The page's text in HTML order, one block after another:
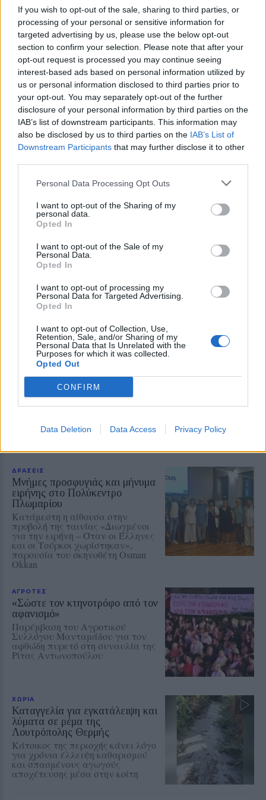
If you wish to opt-out of the sale, sharing to third parties, or
processing of your personal or sensitive information for
targeted advertising by us, please use the below opt-out
section to confirm your selection. Please note that after your
opt-out request is processed you may continue seeing
interest-based ads based on personal information utilized by
us or personal information disclosed to third parties prior to
your opt-out. You may separately opt-out of the further
disclosure of your personal information by third parties on the
IAB’s list of downstream participants. This information may
also be disclosed by us to third parties on the IAB’s List of
Downstream Participants that may further disclose it to other
Personal Data Processing Opt Outs
I want to opt-out of the Sharing of my
personal data.
Opted In
I want to opt-out of the Sale of my
Personal Data.
Opted In
I want to opt-out of processing my
Personal Data for Targeted Advertising.
Opted In
I want to opt-out of Collection, Use,
Retention, Sale, and/or Sharing of my
Personal Data that Is Unrelated with the
Purposes for which it was collected.
Opted Out
CONFIRM
Data Deletion Data Access Privacy Policy
για την ηχητική κάλυψη, τον φωτισμό και τη
χιονομηχανή, αλλά και του Μανώλη Μαραγγέλη
για τη ρίψη των βεγγαλικών.
Η Δημοτική Κοινότητα Πλωμαρίου και ο πρόεδρος
Μιχάλη Τετώνης εξέφρασε την ευγνωμοσύνη της
στους χορηγούς της περιοχής, που στηρίζουν τις
χριστουγεννιάτικες δράσεις, καθώς και σε όλους
όσοι παρευρέθηκαν.
Ο Αϊ Βασίλης και τα ξωτικά θα συνεχίσουν να
υποδέχονται μικρούς και μεγάλους στο σπιτάκι
τους την Παρασκευή και το Σάββατο, από τις 7 έως
παραλαβή των γραμμάτων των παιδιών.
Δείτε περισσότερα άρθρα μας στα αποτελέσματα
Add stonisi.gr on Google ↗
ΣΤΗΝ ΙΔΙΑ ΚΑΤΗΓΟΡΙΑ
Η Μεταμόρφωση του Σωτήρος
γιορτάστηκε στο ξωκλήσι του
Χριστού στο Ίππειος
Με κατάνυξη πιστοί κάθε ηλικίας
ΔΡΑΣΕΙΣ
Μνήμες προσφυγιάς και μήνυμα
ειρήνης στο Πολύκεντρο
Πλωμαρίου
Κατάμεστη η αίθουσα στην
προβολή της ταινίας «Διωγμένοι
για την ειρήνη – Όταν οι Έλληνες
και οι Τούρκοι χωρίστηκαν»,
παρουσία του σκηνοθέτη Osman
Okkan
ΑΓΡΟΤΕΣ
«Σώστε τον κτηνοτρόφο από τον
αφανισμό»
Παρέμβαση του Αγροτικού
Συλλόγου Μανταμάδου για τον
αφθώδη πυρετό στη συναυλία της
Ρίτας Αντωνοπούλου
ΧΩΡΙΑ
Καταγγελία για εγκατάλειψη και
λύματα σε ρέμα της
Λουτρόπολης Θερμής
Κάτοικος της περιοχής κάνει λόγο
για χρόνια έλλειψη καθαρισμού
και σπασμένους αγωγούς
αποχέτευσης μέσα στην κοίτη